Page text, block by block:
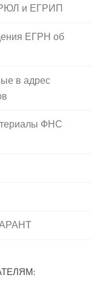
и ЕГРИП
ЕГРН об
в адрес
ФНС